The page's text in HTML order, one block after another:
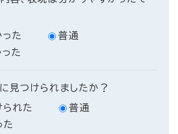
た
普通
た
見つけられましたか？
れた
普通
た